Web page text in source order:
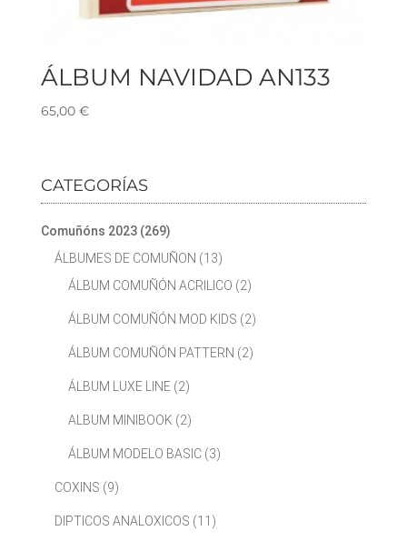
ÁLBUM NAVIDAD AN133
65,00 €
CATEGORÍAS
Comuñóns 2023 (269)
ÁLBUMES DE COMUÑON (13)
ÁLBUM COMUÑÓN ACRILICO (2)
ÁLBUM COMUÑÓN MOD KIDS (2)
ÁLBUM COMUÑÓN PATTERN (2)
ÁLBUM LUXE LINE (2)
ALBUM MINIBOOK (2)
ÁLBUM MODELO BASIC (3)
COXINS (9)
DIPTICOS ANALOXICOS (11)